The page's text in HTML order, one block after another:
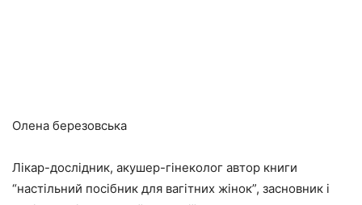
Олена березовська
Лікар-дослідник, акушер-гінеколог автор книги
“настільний посібник для вагітних жінок”, засновник і